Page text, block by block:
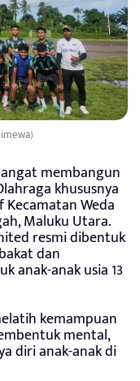
membangun
khususnya
Kecamatan Weda
Maluku Utara.
resmi dibentuk
dan
anak-anak usia 13
kemampuan
mental,
diri anak-anak di